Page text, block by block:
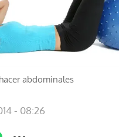
abdominales
- 08:26